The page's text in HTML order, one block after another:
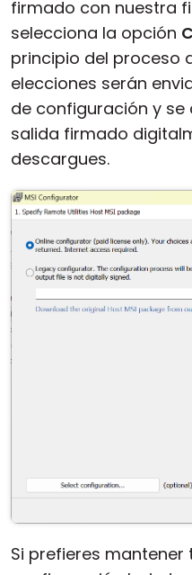
firmado con nuestra
selecciona la opción
principio del proceso
elecciones serán
de configuración y
salida firmado
descargues.
Si prefieres